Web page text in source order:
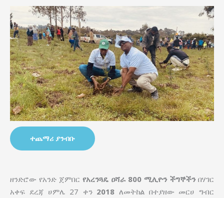
ተጨማሪ ያንብቡ
ዘንድሮው የአንድ ጀምበር የአረንጓዴ ዐሻራ 800 ሚሊዮን ችግኞችንበሃገር
አቀፍ ደረጃ ሀምሌ 27 ቀን 2018ለመትከል በተያዘው መርሀ ግብር